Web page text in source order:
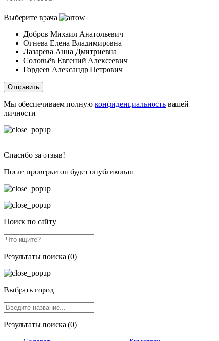
Выберите врача
Добров Михаил Анатольевич
Огнева Елена Владимировна
Лазарева Анна Дмитриевна
Соловьёв Евгений Алексеевич
Гордеев Александр Петрович
Отправить
Мы обеспечиваем полную конфиденциальность вашей
личности
Спасибо за отзыв!
После проверки он будет опубликован
Поиск по сайту
Результаты поиска (0)
Выбрать город
Результаты поиска (0)